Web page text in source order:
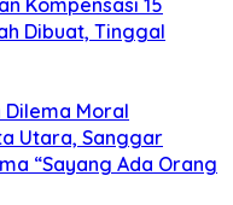
Kompensasi 15
Dibuat, Tinggal
Dilema Moral
Utara, Sanggar
“Sayang Ada Orang